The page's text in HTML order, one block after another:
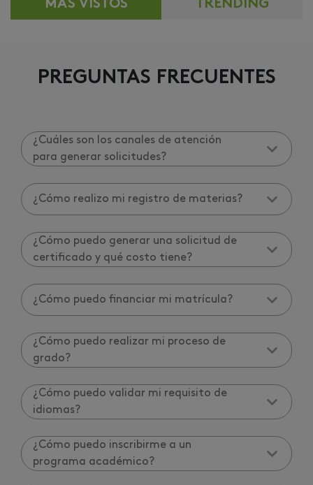
MÁS VISTOS TRENDING
PREGUNTAS FRECUENTES
¿Cuáles son los canales de atención
para generar solicitudes?
¿Cómo realizo mi registro de materias?
¿Cómo puedo generar una solicitud de
certificado y qué costo tiene?
¿Cómo puedo financiar mi matrícula?
¿Cómo puedo realizar mi proceso de
grado?
¿Cómo puedo validar mi requisito de
idiomas?
¿Cómo puedo inscribirme a un
programa académico?